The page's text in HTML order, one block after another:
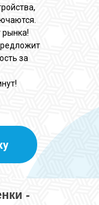
рынка!
за
-